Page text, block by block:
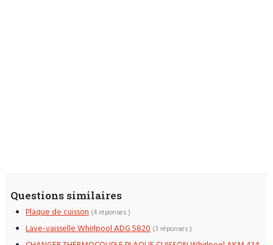
Questions similaires
Plaque de cuisson (4 réponses )
Lave-vaisselle Whirlpool ADG 5820 (3 réponses )